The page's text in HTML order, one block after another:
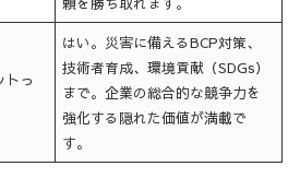
トっ
はい。災害に備えるBCP対策、
技術者育成、環境貢献（SDGs）
まで。企業の総合的な競争力を
強化する隠れた価値が満載で
す。